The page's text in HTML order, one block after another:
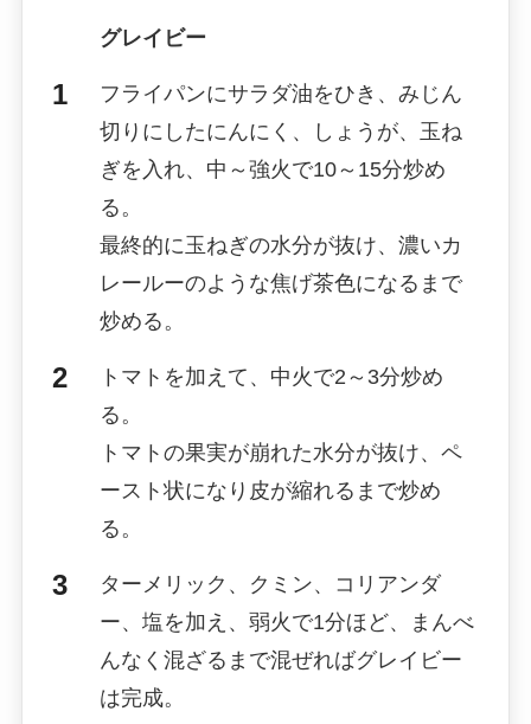
グレイビー
フライパンにサラダ油をひき、みじん
切りにしたにんにく、しょうが、玉ね
ぎを入れ、中～強火で10～15分炒め
る。
最終的に玉ねぎの水分が抜け、濃いカ
レールーのような焦げ茶色になるまで
炒める。
トマトを加えて、中火で2～3分炒め
る。
トマトの果実が崩れた水分が抜け、ペ
ースト状になり皮が縮れるまで炒め
る。
ターメリック、クミン、コリアンダ
ー、塩を加え、弱火で1分ほど、まんべ
んなく混ざるまで混ぜればグレイビー
は完成。